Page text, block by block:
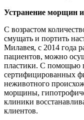
Устранение морщин
С возрастом
смущать и портить
Милавея, с 2014 года
пациентов, можно
пластики. С помощью
сертифицированных
неживотного
морщины,
клиники
клиентов.